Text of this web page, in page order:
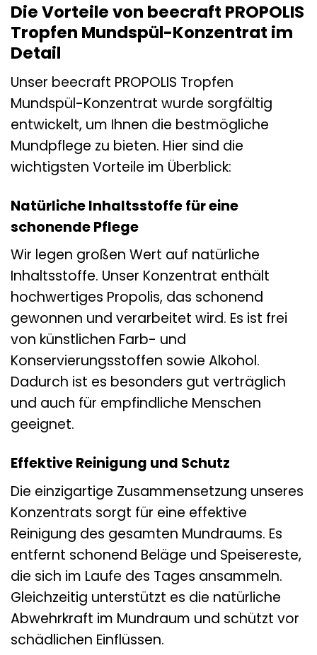
Die Vorteile von beecraft PROPOLIS
Tropfen Mundspül-Konzentrat im
Detail
Unser beecraft PROPOLIS Tropfen
Mundspül-Konzentrat wurde sorgfältig
entwickelt, um Ihnen die bestmögliche
Mundpflege zu bieten. Hier sind die
wichtigsten Vorteile im Überblick:
Natürliche Inhaltsstoffe für eine
schonende Pflege
Wir legen großen Wert auf natürliche
Inhaltsstoffe. Unser Konzentrat enthält
hochwertiges Propolis, das schonend
gewonnen und verarbeitet wird. Es ist frei
von künstlichen Farb- und
Konservierungsstoffen sowie Alkohol.
Dadurch ist es besonders gut verträglich
und auch für empfindliche Menschen
geeignet.
Effektive Reinigung und Schutz
Die einzigartige Zusammensetzung unseres
Konzentrats sorgt für eine effektive
Reinigung des gesamten Mundraums. Es
entfernt schonend Beläge und Speisereste,
die sich im Laufe des Tages ansammeln.
Gleichzeitig unterstützt es die natürliche
Abwehrkraft im Mundraum und schützt vor
schädlichen Einflüssen.